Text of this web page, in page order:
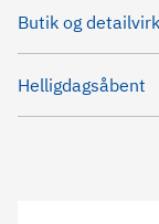
Butik og
Helligdagsåbent